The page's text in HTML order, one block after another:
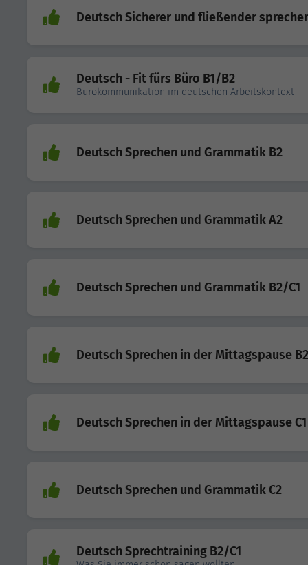
Deutsch Sicherer und fließender
Deutsch - Fit fürs Büro B1/B2
Bürokommunikation im deutschen Arbeitskontext
Deutsch Sprechen und Grammatik B2
Deutsch Sprechen und Grammatik A2
Deutsch Sprechen und Grammatik B2/C1
Deutsch Sprechen in der Mittagspause B2
Deutsch Sprechen in der Mittagspause C1
Deutsch Sprechen und Grammatik C2
Deutsch Sprechtraining B2/C1